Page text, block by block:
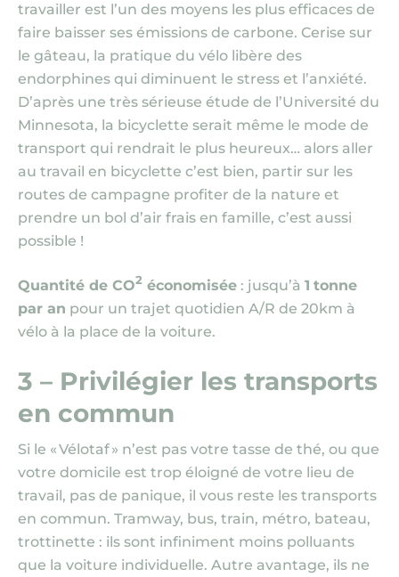
travailler est l’un des moyens les plus efficaces de
faire baisser ses émissions de carbone. Cerise sur
le gâteau, la pratique du vélo libère des
endorphines qui diminuent le stress et l’anxiété.
D’après une très sérieuse étude de l’Université du
Minnesota, la bicyclette serait même le mode de
transport qui rendrait le plus heureux… alors aller
au travail en bicyclette c’est bien, partir sur les
routes de campagne profiter de la nature et
prendre un bol d’air frais en famille, c’est aussi
possible !
Quantité de CO2 économisée : jusqu’à 1 tonne
par an pour un trajet quotidien A/R de 20km à
vélo à la place de la voiture.
3 – Privilégier les transports
en commun
Si le « Vélotaf » n’est pas votre tasse de thé, ou que
votre domicile est trop éloigné de votre lieu de
travail, pas de panique, il vous reste les transports
en commun. Tramway, bus, train, métro, bateau,
trottinette : ils sont infiniment moins polluants
que la voiture individuelle. Autre avantage, ils ne